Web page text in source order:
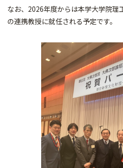
なお、2026年度からは本学大学院理
の連携教授に就任される予定です。